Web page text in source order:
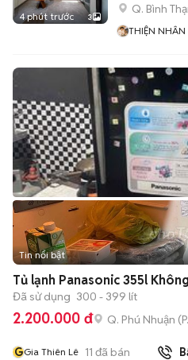
4 phút trước 3
Q. Bình
THIỆN NHÂN
Tin nổi bật
Tủ lạnh Panasonic 355l
Đã sử dụng 300 - 399 lít
2.200.000 đ Q. Phú Nhuận (
GGia Thiên Lê 11 đã bán